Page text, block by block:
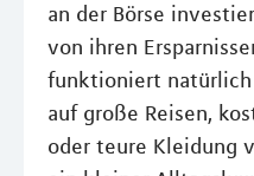
an der Börse
von ihren
funktioniert natürlich
auf große Reisen,
oder teure Kleidung